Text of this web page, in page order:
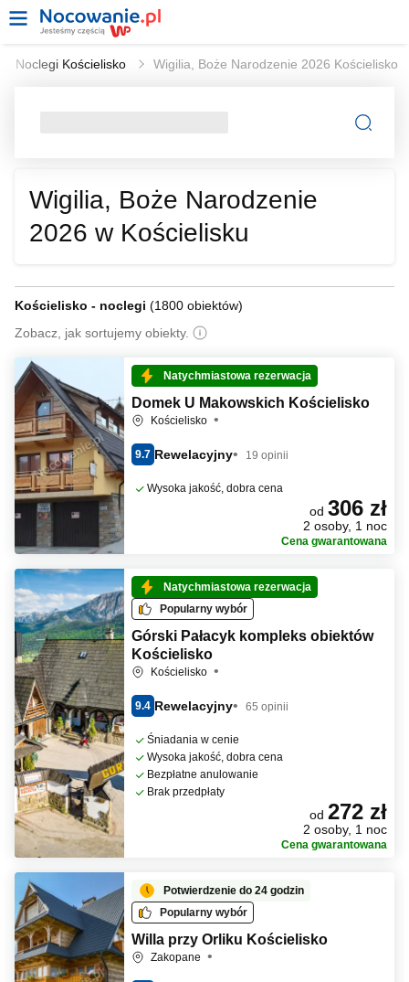
Noclegi Kościelisko Wigilia, Boże Narodzenie 2026 Kościelisko
Wigilia, Boże Narodzenie
2026 w Kościelisku
Kościelisko - noclegi (1800 obiektów)
Zobacz, jak sortujemy obiekty.
Natychmiastowa rezerwacja
Domek U Makowskich Kościelisko
Kościelisko
9.7 Rewelacyjny 19 opinii
Wysoka jakość, dobra cena
od 306 zł
2 osoby, 1 noc
Cena gwarantowana
Natychmiastowa rezerwacja
Popularny wybór
Górski Pałacyk kompleks obiektów
Kościelisko
Kościelisko
9.4 Rewelacyjny 65 opinii
Śniadania w cenie
Wysoka jakość, dobra cena
Bezpłatne anulowanie
Brak przedpłaty
od 272 zł
2 osoby, 1 noc
Cena gwarantowana
Potwierdzenie do 24 godzin
Popularny wybór
Willa przy Orliku Kościelisko
Zakopane